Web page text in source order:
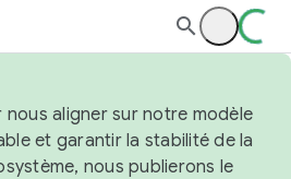
aligner sur notre modèle
et garantir la stabilité de la
nous publierons le